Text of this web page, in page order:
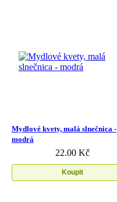
Mydlové kvety, malá slnečnica -
modrá
22.00 Kč
Koupit